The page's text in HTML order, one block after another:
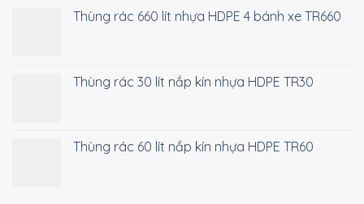
Thùng rác 660 lít nhựa HDPE 4 bánh xe TR660
Thùng rác 30 lít nắp kín nhựa HDPE TR30
Thùng rác 60 lít nắp kín nhựa HDPE TR60